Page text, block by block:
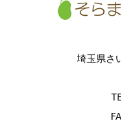
埼玉県さ